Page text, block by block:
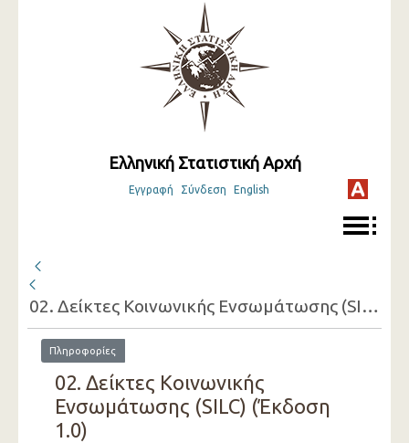
Ελληνική Στατιστική Αρχή
Εγγραφή Σύνδεση English
02. Δείκτες Κοινωνικής Ενσωμάτωσης (SILC)
Πληροφορίες
02. Δείκτες Κοινωνικής
Ενσωμάτωσης (SILC) (Έκδοση
1.0)